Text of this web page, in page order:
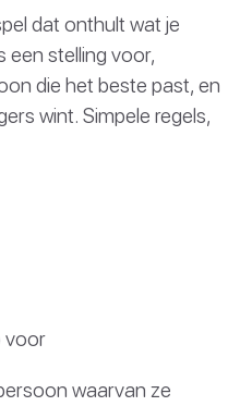
dat onthult wat je
een stelling voor,
die het beste past, en
wint. Simpele regels,
voor
waarvan ze